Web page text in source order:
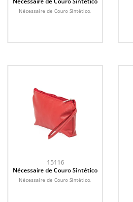
Nécessaire de Couro Sintético.
15116
Nécessaire de Couro Sintético
Nécessaire de Couro Sintético.